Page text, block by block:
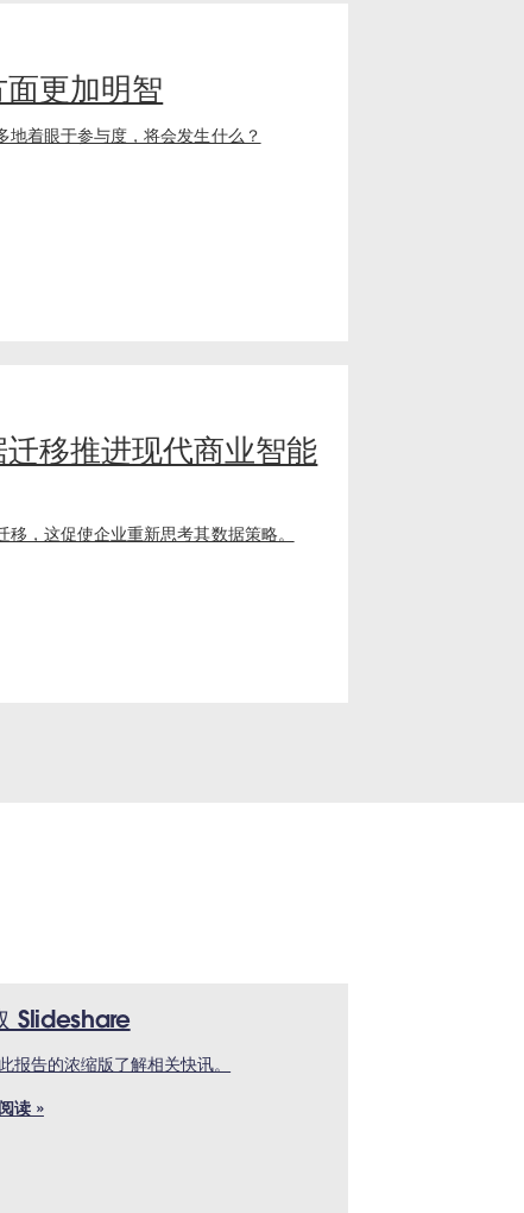
更加明智
地着眼于参与度，将会发生什么？
移推进现代商业智能
，这促使企业重新思考其数据策略。
Slideshare
报告的浓缩版了解相关快讯。
读 »